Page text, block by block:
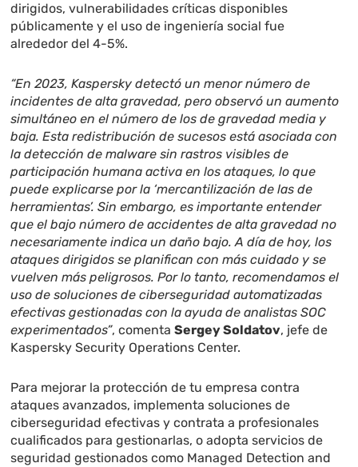
dirigidos, vulnerabilidades críticas disponibles
públicamente y el uso de ingeniería social fue
alrededor del 4-5%.
“En 2023, Kaspersky detectó un menor número de
incidentes de alta gravedad, pero observó un aumento
simultáneo en el número de los de gravedad media y
baja. Esta redistribución de sucesos está asociada con
la detección de malware sin rastros visibles de
participación humana activa en los ataques, lo que
puede explicarse por la ‘mercantilización de las de
herramientas’. Sin embargo, es importante entender
que el bajo número de accidentes de alta gravedad no
necesariamente indica un daño bajo. A día de hoy, los
ataques dirigidos se planifican con más cuidado y se
vuelven más peligrosos. Por lo tanto, recomendamos el
uso de soluciones de ciberseguridad automatizadas
efectivas gestionadas con la ayuda de analistas SOC
experimentados”, comentaSergey Soldatov, jefe de
Kaspersky Security Operations Center.
Para mejorar la protección de tu empresa contra
ataques avanzados, implementa soluciones de
ciberseguridad efectivas y contrata a profesionales
cualificados para gestionarlas, o adopta servicios de
seguridad gestionados como Managed Detection and